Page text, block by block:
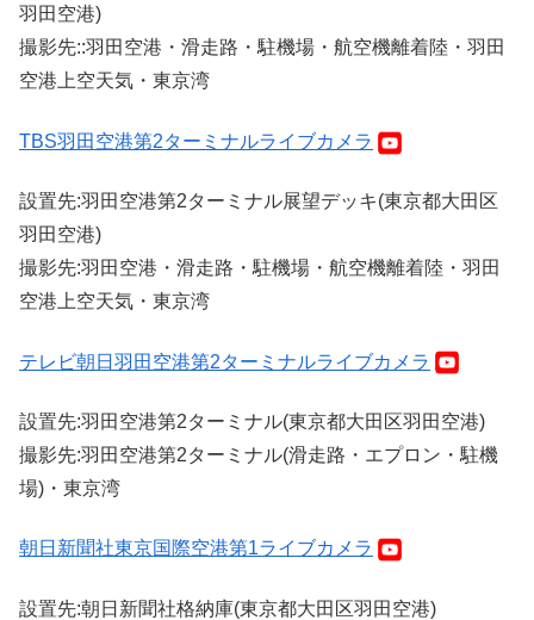
羽田空港)
撮影先::羽田空港・滑走路・駐機場・航空機離着陸・羽田
空港上空天気・東京湾
TBS羽田空港第2ターミナルライブカメラ
設置先:羽田空港第2ターミナル展望デッキ(東京都大田区
羽田空港)
撮影先:羽田空港・滑走路・駐機場・航空機離着陸・羽田
空港上空天気・東京湾
テレビ朝日羽田空港第2ターミナルライブカメラ
設置先:羽田空港第2ターミナル(東京都大田区羽田空港)
撮影先:羽田空港第2ターミナル(滑走路・エプロン・駐機
場)・東京湾
朝日新聞社東京国際空港第1ライブカメラ
設置先:朝日新聞社格納庫(東京都大田区羽田空港)